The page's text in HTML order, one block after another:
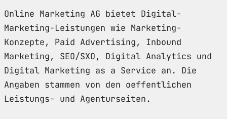
Online Marketing AG bietet Digital-
Marketing-Leistungen wie Marketing-
Konzepte, Paid Advertising, Inbound
Marketing, SEO/SXO, Digital Analytics und
Digital Marketing as a Service an. Die
Angaben stammen von den oeffentlichen
Leistungs- und Agenturseiten.